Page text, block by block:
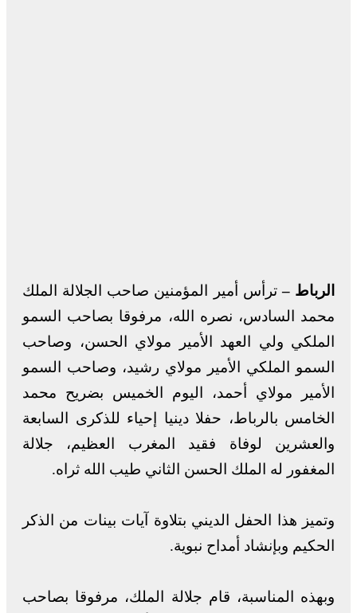
الرباط –ترأس أمير المؤمنين صاحب الجلالة الملك
محمد السادس، نصره الله، مرفوقا بصاحب السمو
الملكي ولي العهد الأمير مولاي الحسن، وصاحب
السمو الملكي الأمير مولاي رشيد، وصاحب السمو
الأمير مولاي أحمد، اليوم الخميس بضريح محمد
الخامس بالرباط، حفلا دينيا إحياء للذكرى السابعة
والعشرين لوفاة فقيد المغرب العظيم، جلالة
المغفور له الملك الحسن الثاني طيب الله ثراه.
وتميز هذا الحفل الديني بتلاوة آيات بينات من الذكر
الحكيم وبإنشاد أمداح نبوية.
وبهذه المناسبة، قام جلالة الملك، مرفوقا بصاحب